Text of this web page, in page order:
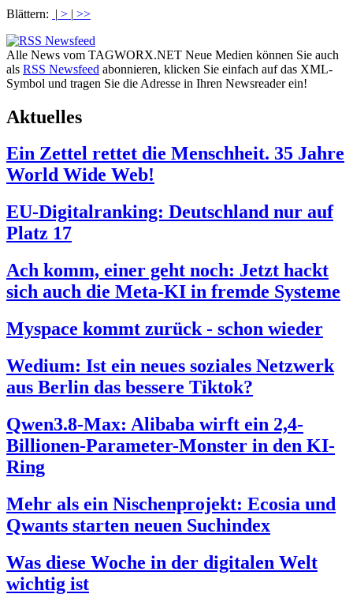
Blättern: | > | >>
Alle News vom TAGWORX.NET Neue Medien können Sie auch
als RSS Newsfeed abonnieren, klicken Sie einfach auf das XML-
Symbol und tragen Sie die Adresse in Ihren Newsreader ein!
Aktuelles
Ein Zettel rettet die Menschheit. 35 Jahre
World Wide Web!
EU-Digitalranking: Deutschland nur auf
Platz 17
Ach komm, einer geht noch: Jetzt hackt
sich auch die Meta-KI in fremde Systeme
Myspace kommt zurück - schon wieder
Wedium: Ist ein neues soziales Netzwerk
aus Berlin das bessere Tiktok?
Qwen3.8-Max: Alibaba wirft ein 2,4-
Billionen-Parameter-Monster in den KI-
Ring
Mehr als ein Nischenprojekt: Ecosia und
Qwants starten neuen Suchindex
Was diese Woche in der digitalen Welt
wichtig ist